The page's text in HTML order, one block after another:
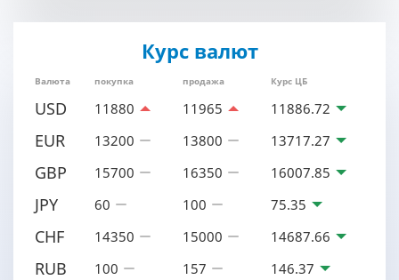
Курс валют
Валюта покупка продажа Курс ЦБ
USD 11880 11965 11886.72
EUR 13200 13800 13717.27
GBP 15700 16350 16007.85
JPY 60 100 75.35
CHF 14350 15000 14687.66
RUB 100 157 146.37